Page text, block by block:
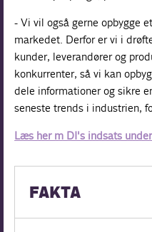
- Vi vil også gerne opbygge
markedet. Derfor er vi i
kunder, leverandører og
konkurrenter, så vi kan
dele informationer og sikre
seneste trends i industrien,
Læs her m DI's indsats
FAKTA